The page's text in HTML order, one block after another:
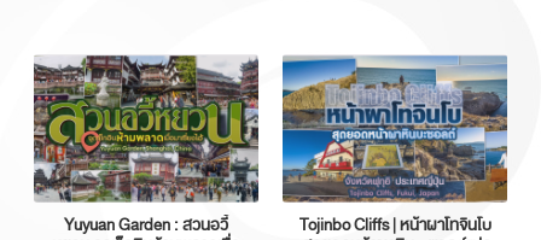
Yuyuan Garden : สวนอวี้
Tojinbo Cliffs | หน้าผาโทจินโบ